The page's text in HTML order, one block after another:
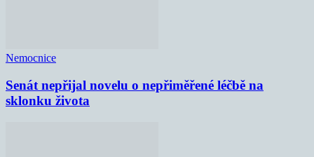
Nemocnice
Senát nepřijal novelu o nepřiměřené léčbě na
sklonku života